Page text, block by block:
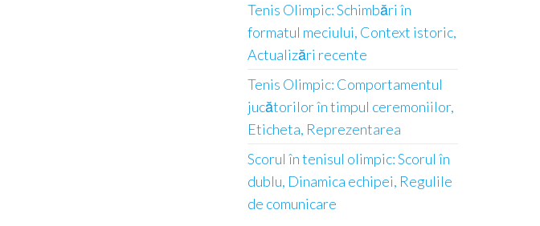
Tenis Olimpic: Schimbări în
formatul meciului, Context istoric,
Actualizări recente
Tenis Olimpic: Comportamentul
jucătorilor în timpul ceremoniilor,
Eticheta, Reprezentarea
Scorul în tenisul olimpic: Scorul în
dublu, Dinamica echipei, Regulile
de comunicare